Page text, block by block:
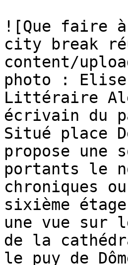
![Que faire à
city break
content/
photo :
Littéraire
écrivain du
Situé place
propose une
portants le
chroniques
sixième
une vue
de la
le puy de